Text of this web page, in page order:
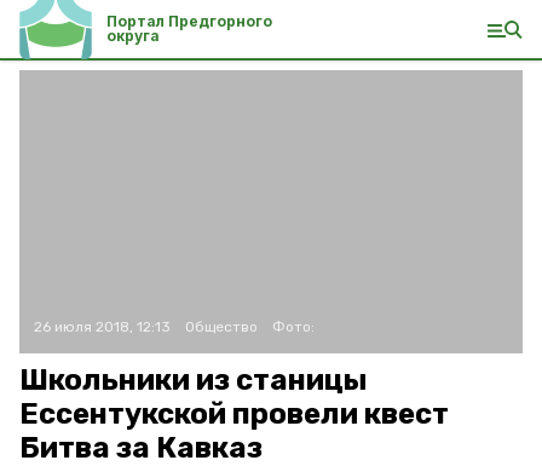
Портал Предгорного
округа
26 июля 2018, 12:13 Общество Фото:
Школьники из станицы
Ессентукской провели квест
Битва за Кавказ